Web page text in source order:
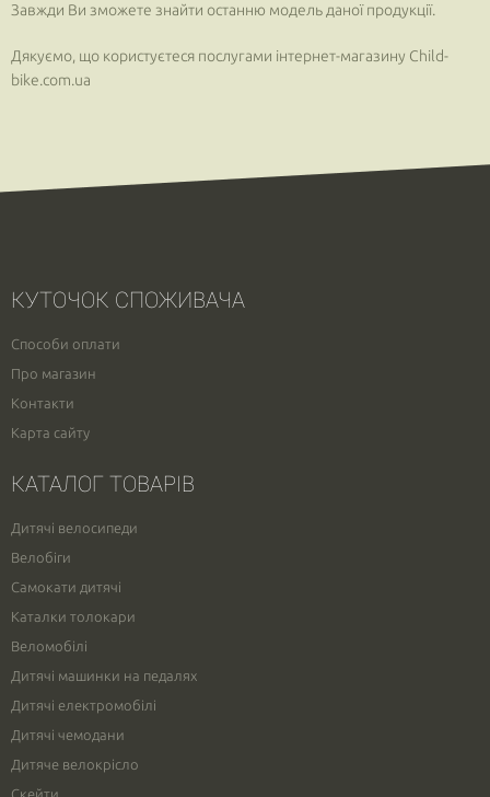
Завжди Ви зможете знайти останню модель даної продукції.
Дякуємо, що користуєтеся послугами інтернет-магазину Child-
bike.com.ua
КУТОЧОК СПОЖИВАЧА
Способи оплати
Про магазин
Контакти
Карта сайту
КАТАЛОГ ТОВАРІВ
Дитячі велосипеди
Велобіги
Самокати дитячі
Каталки толокари
Веломобілі
Дитячі машинки на педалях
Дитячі електромобілі
Дитячі чемодани
Дитяче велокрісло
Скейти